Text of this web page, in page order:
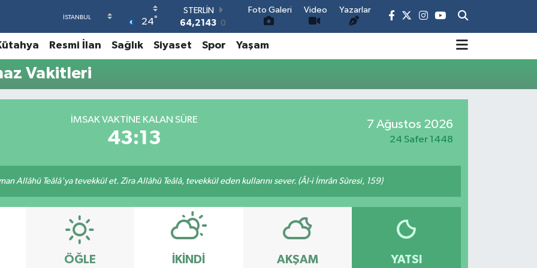
24°
STERLİN
64,2143 0
GRAM ALTIN
6500.87 0.12
BİST100
64.643,95 0.16
47,6704
Foto Galeri Video Yazarlar
Resmi İlan Sağlık Siyaset Spor Yaşam
Vakitleri
İMSAK VAKTINE KALAN SÜRE
43:12
7 Ağustos 2026
24 Safer 1448
Allâhü Teâlâ'ya tevekkül et. Zira Allâhü Teâlâ, tevekkül eden kullarını sever. (Âl-i İmrân Sûresi, 159)
ÖĞLE İKINDI AKŞAM YATSI